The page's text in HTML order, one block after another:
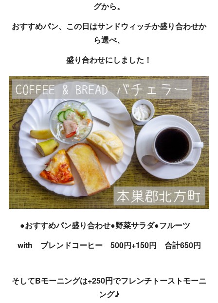
グから。
おすすめパン、この日はサンドウィッチか盛り合わせか
ら選べ、
盛り合わせにしました！
●おすすめパン盛り合わせ●野菜サラダ●フルーツ
with ブレンドコーヒー 500円+150円 合計650円
そしてBモーニングは+250円でフレンチトーストモーニ
ング♪